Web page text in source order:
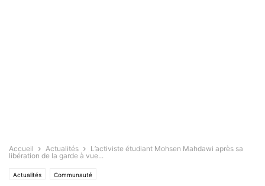
Accueil Actualités
L’activiste étudiant Mohsen Mahdawi après sa
libération de la garde à vue...
Actualités Communauté